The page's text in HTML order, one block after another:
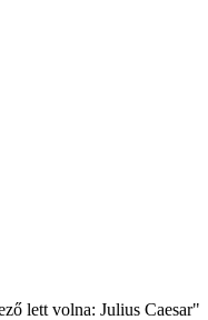
lett volna: Julius Caesar"